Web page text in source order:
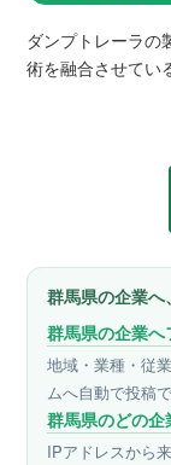
ダンプトレーラの
術を融合させてい
群馬県の企業
群馬県の企業
地域・業種・従
ムへ自動で投稿で
群馬県のどの
IPアドレスから